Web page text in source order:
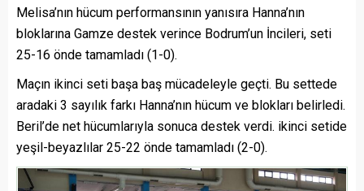
Melisa’nın hücum performansının yanısıra Hanna’nın
bloklarına Gamze destek verince Bodrum’un İncileri, seti
25-16 önde tamamladı (1-0).
Maçın ikinci seti başa baş mücadeleyle geçti. Bu settede
aradaki 3 sayılık farkı Hanna’nın hücum ve blokları belirledi.
Beril’de net hücumlarıyla sonuca destek verdi. ikinci setide
yeşil-beyazlılar 25-22 önde tamamladı (2-0).